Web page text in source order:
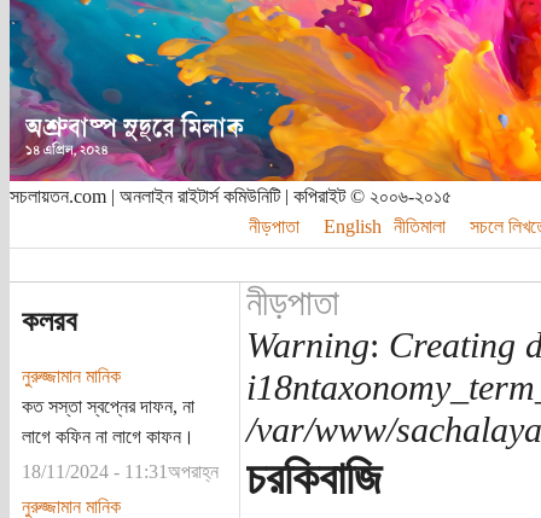
সচলায়তন.com | অনলাইন রাইটার্স কমিউনিটি | কপিরাইট © ২০০৬-২০১৫
নীড়পাতা
English নীতিমালা সচলে
কলরব
নুরুজ্জামান মানিক
কত সস্তা স্বপ্নের দাফন, না
লাগে কফিন না লাগে কাফন।
18/11/2024 - 11:31অপরাহ্ন
নুরুজ্জামান মানিক
নীড়পাতা
Warning: Creating
/var/www/
চরকিবাজি